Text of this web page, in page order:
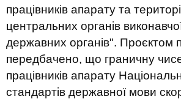
працівників апарату та
центральних органів
державних органів". Проєктом
передбачено, що граничну
працівників апарату
стандартів державної мови